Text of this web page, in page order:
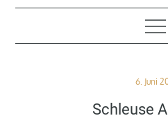
Posted
6. Juni
Schleuse